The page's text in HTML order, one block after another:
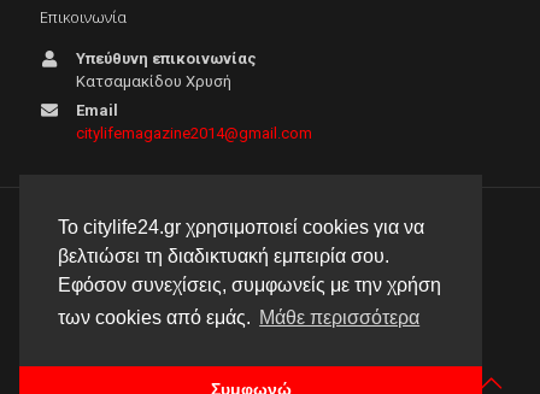
Το citylife24.gr χρησιμοποιεί cookies για να
βελτιώσει τη διαδικτυακή εμπειρία σου.
Εφόσον συνεχίσεις, συμφωνείς με την χρήση
των cookies από εμάς. Μάθε περισσότερα
Συμφωνώ
Επικοινωνία
Υπεύθυνη επικοινωνίας
Κατσαμακίδου Χρυσή
Email
citylifemagazine2014@gmail.com
© 2026 City Life 24 | Με την επιφύλαξη κάθε νόμιμου
δικαιώματος |
Πολιτική απορρήτου
δημιουργία & φιλοξενία ιστοσελίδας bymanbiz isp